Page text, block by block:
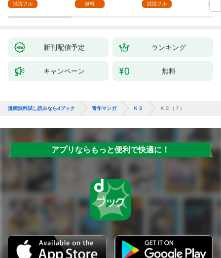
試読フル 無料 試読フル
新刊配信予定 ランキング
キャンペーン 無料
漫画無料試し読みならdブック 青年マンガ Ｋ２ Ｋ２（７）
アプリならもっと便利で快適に！